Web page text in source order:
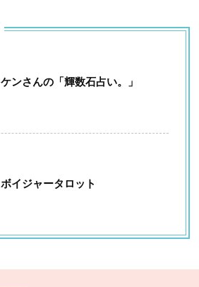
ケンさんの「輝数石占い。」
ボイジャータロット